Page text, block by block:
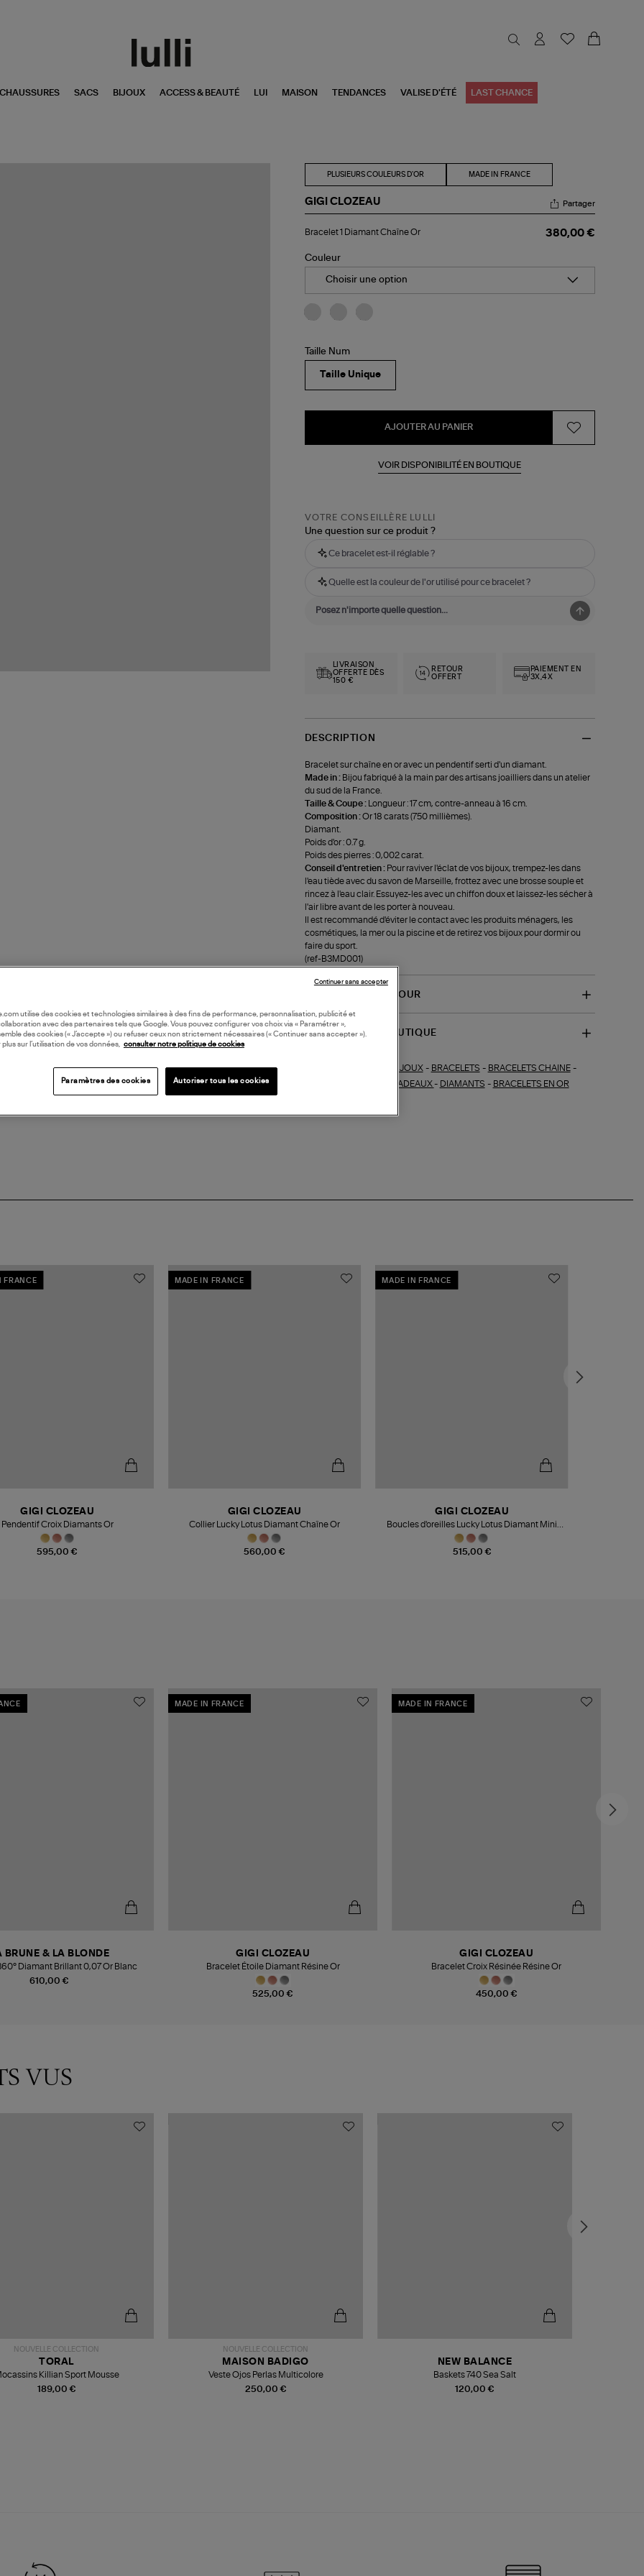
CHAUSSURES SACS BIJOUX ACCESS & BEAUTÉ LUI MAISON TENDANCES VALISE D'ÉTÉ LAST CHANCE
PLUSIEURS COULEURS D'OR MADE IN FRANCE
GIGI CLOZEAU
1
Chaîne
Or
Partager
Bracelet 1 Diamant Chaîne Or 380,00 €
Couleur
Choisir une option
Taille Num
Taille Unique
AJOUTER AU PANIER
VOIR DISPONIBILITÉ EN BOUTIQUE
VOTRE CONSEILLÈRE LULLI
Une question sur ce produit ?
Ce bracelet est-il réglable ?
Quelle est la couleur de l'or utilisé pour ce bracelet ?
LIVRAISON
OFFERTE DÈS
150 €
RETOUR
OFFERT
PAIEMENT EN
3X,4X
DESCRIPTION
Bracelet sur chaîne en or avec un pendentif serti d'un diamant.
Made in : Bijou fabriqué à la main par des artisans joailliers dans un atelier
du sud de la France.
Taille & Coupe :
Longueur : 17 cm, contre-anneau à 16 cm.
Composition :Or 18 carats (750 millièmes).
Diamant.
Poids d'or : 0.7 g.
Poids des pierres : 0,002 carat.
Conseil d'entretien : Pour raviver l'éclat de vos bijoux, trempez-les dans
l'eau tiède avec du savon de Marseille, frottez avec une brosse souple et
rincez à l'eau clair. Essuyez-les avec un chiffon doux et laissez-les sécher à
l'air libre avant de les porter à nouveau.
Il est recommandé d'éviter le contact avec les produits ménagers, les
cosmétiques, la mer ou la piscine et de retirez vos bijoux pour dormir ou
faire du sport.
(ref-B3MD001)
LIVRAISON ET RETOUR
DISPONIBILITÉ BOUTIQUE
BIJOUX- BRACELETS - BRACELETS CHAINE-
IDEES CADEAUX - DIAMANTS - BRACELETS EN OR
FRANCE
595,00 €
GIGI CLOZEAU
Pendentif Croix Diamants Or
MADE IN FRANCE
560,00 €
GIGI CLOZEAU
Collier Lucky Lotus Diamant Chaîne Or
MADE IN FRANCE
515,00 €
GIGI CLOZEAU
Boucles d'oreilles Lucky Lotus Diamant Mini
Résine Or
610,00 €
BRUNE & LA BLONDE
Diamant Brillant 0,07 Or Blanc
MADE IN FRANCE
525,00 €
GIGI CLOZEAU
Bracelet Étoile Diamant Résine Or
MADE IN FRANCE
450,00 €
GIGI CLOZEAU
Bracelet Croix Résinée Résine Or
VUS
NOUVELLE COLLECTION
189,00 €
TORAL
Killian Sport Mousse
NOUVELLE COLLECTION
250,00 €
MAISON BADIGO
Veste Ojos Perlas Multicolore
120,00 €
NEW BALANCE
Baskets 740 Sea Salt
utilise des cookies et technologies similaires à des fins de performance, personnalisation, publicité et
avec des partenaires tels que Google. Vous pouvez configurer vos choix via « Paramétrer »,
des cookies (« J’accepte ») ou refuser ceux non strictement nécessaires (« Continuer sans accepter »).
plus sur l’utilisation de vos données, consulter notre politique de cookies
Paramètres des cookies Autoriser tous les cookies
Continuer sans accepter